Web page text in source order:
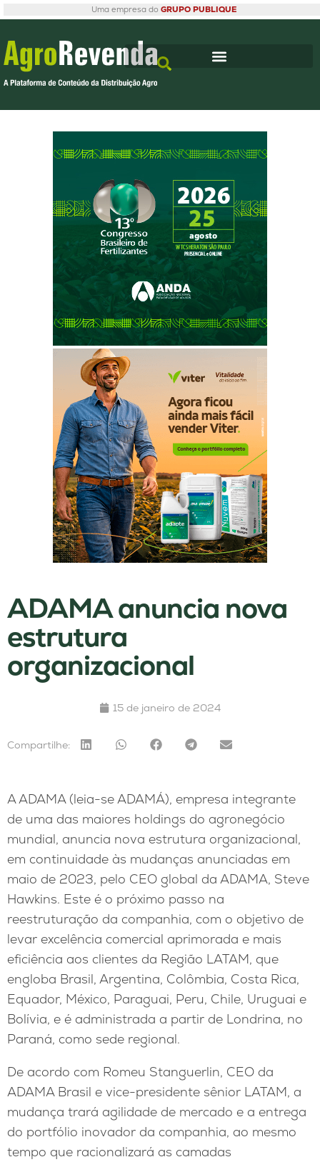
Uma empresa do GRUPO PUBLIQUE
ADAMA anuncia nova
estrutura
organizacional
15 de janeiro de 2024
Compartilhe:
A ADAMA (leia-se ADAMÁ), empresa integrante
de uma das maiores holdings do agronegócio
mundial, anuncia nova estrutura organizacional,
em continuidade às mudanças anunciadas em
maio de 2023, pelo CEO global da ADAMA, Steve
Hawkins. Este é o próximo passo na
reestruturação da companhia, com o objetivo de
levar excelência comercial aprimorada e mais
eficiência aos clientes da Região LATAM, que
engloba Brasil, Argentina, Colômbia, Costa Rica,
Equador, México, Paraguai, Peru, Chile, Uruguai e
Bolívia, e é administrada a partir de Londrina, no
Paraná, como sede regional.
De acordo com Romeu Stanguerlin, CEO da
ADAMA Brasil e vice-presidente sênior LATAM, a
mudança trará agilidade de mercado e a entrega
do portfólio inovador da companhia, ao mesmo
tempo que racionalizará as camadas